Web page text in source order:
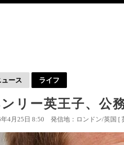
ュース ライフ
リー英王子、公
4月25日 8:50 発信地：ロンドン/英国 [